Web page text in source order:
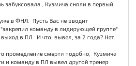
забуксовала , Кузмича сняли в первый
в ФНЛ. Пусть Вас не вводит
"закрепил команду в лидирующей группе"
в ПЛ. И что, вывел, за 2 года? Нет,
промедление смерти подобно, Кузмича
и команду в ПЛ вывел другой тренер